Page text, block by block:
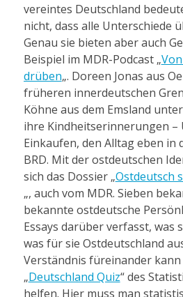
vereintes Deutschland
nicht, dass alle Unterschiede
Genau sie bieten aber auch
Beispiel im MDR-Podcast „
drüben„. Doreen Jonas aus
früheren innerdeutschen
Köhne aus dem Emsland
ihre Kindheitserinnerungen –
Einkaufen, den Alltag eben in
BRD. Mit der ostdeutschen
sich das Dossier „Ostdeutsch
„, auch vom MDR. Sieben
bekannte ostdeutsche
Essays darüber verfasst, was
was für sie Ostdeutschland
Verständnis füreinander kann
„Deutschland Quiz“ des
helfen. Hier muss man